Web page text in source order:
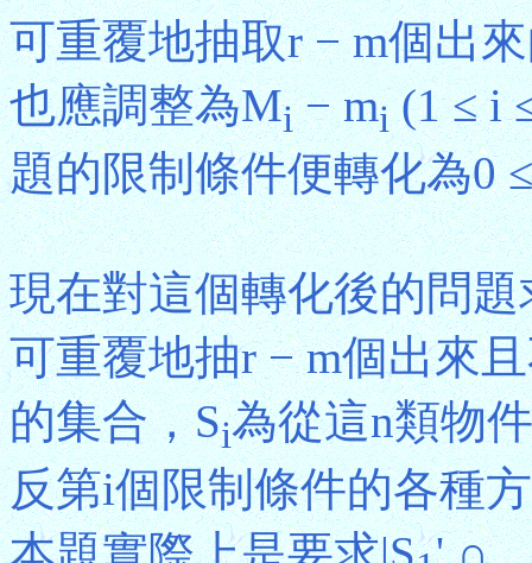
可重覆地抽取r − m個出
也應調整為Mi− mi(1 ≤ i
題的限制條件便轉化為0
現在對這個轉化後的問
可重覆地抽r − m個出來
的集合，Si為從這n類物
反第i個限制條件的各種